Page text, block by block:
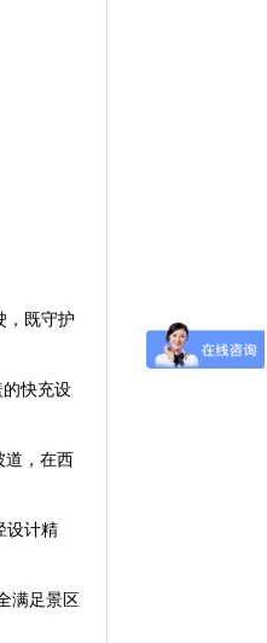
，既守护
快充设
道，在西
设计精
满足景区